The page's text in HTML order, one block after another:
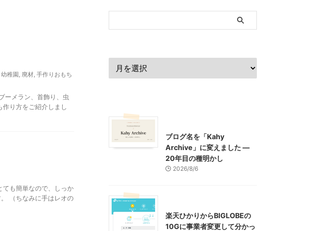
幼稚園 廃材 手作りおもち
ーメラン、首飾り、虫
り方をご紹介しまし
ても簡単なので、しっか
（ちなみに手はレオの
ブログ名を「Kahy
Archive」に変えました ―
20年目の種明かし
2026/8/6
楽天ひかりからBIGLOBEの
10Gに事業者変更して分かっ